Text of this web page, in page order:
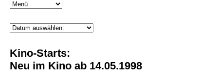
Kino-Starts:
Neu im Kino ab 14.05.1998